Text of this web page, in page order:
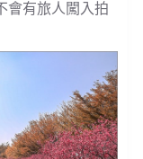
會有旅人闖入拍